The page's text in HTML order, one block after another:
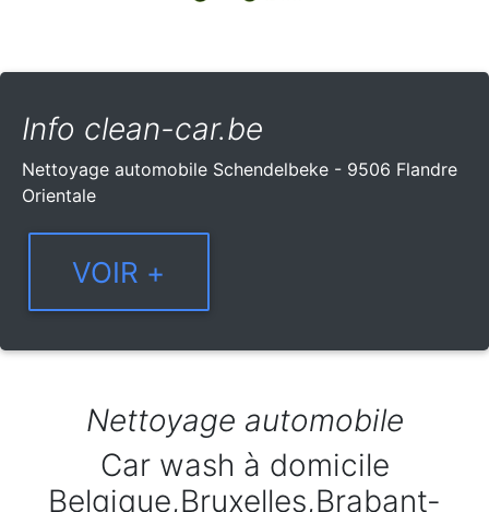
Info clean-car.be
Nettoyage automobile Schendelbeke - 9506 Flandre
Orientale
Nettoyage automobile
Car wash à domicile
Belgique,Bruxelles,Brabant-